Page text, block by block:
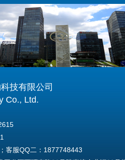
技有限公司
Co., Ltd.
客服QQ二：1877748443